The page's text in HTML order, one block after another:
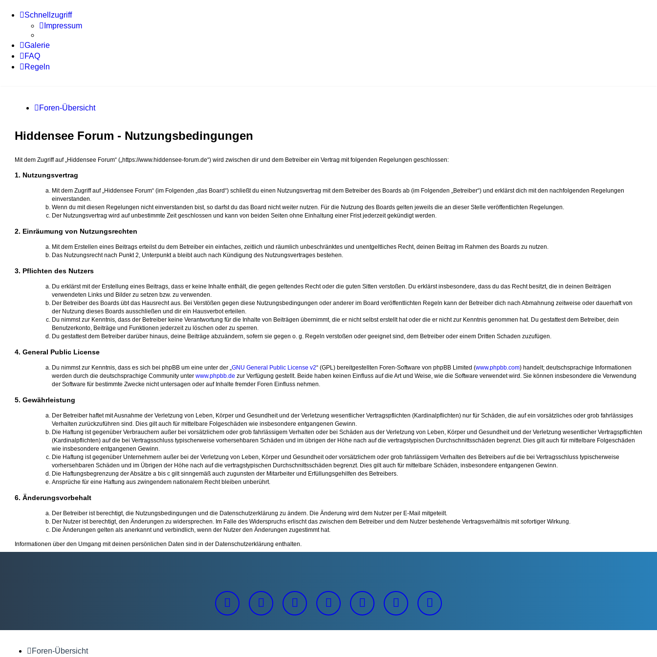
Schnellzugriff
Impressum
Galerie
FAQ
Regeln
Foren-Übersicht
Hiddensee Forum - Nutzungsbedingungen
Mit dem Zugriff auf „Hiddensee Forum“ („https://www.hiddensee-forum.de“) wird zwischen dir und dem Betreiber ein Vertrag mit folgenden Regelungen geschlossen:
1. Nutzungsvertrag
Mit dem Zugriff auf „Hiddensee Forum“ (im Folgenden „das Board“) schließt du einen Nutzungsvertrag mit dem Betreiber des Boards ab (im Folgenden „Betreiber“) und erklärst dich mit den nachfolgenden Regelungen
einverstanden.
Wenn du mit diesen Regelungen nicht einverstanden bist, so darfst du das Board nicht weiter nutzen. Für die Nutzung des Boards gelten jeweils die an dieser Stelle veröffentlichten Regelungen.
Der Nutzungsvertrag wird auf unbestimmte Zeit geschlossen und kann von beiden Seiten ohne Einhaltung einer Frist jederzeit gekündigt werden.
2. Einräumung von Nutzungsrechten
Mit dem Erstellen eines Beitrags erteilst du dem Betreiber ein einfaches, zeitlich und räumlich unbeschränktes und unentgeltliches Recht, deinen Beitrag im Rahmen des Boards zu nutzen.
Das Nutzungsrecht nach Punkt 2, Unterpunkt a bleibt auch nach Kündigung des Nutzungsvertrages bestehen.
3. Pflichten des Nutzers
Du erklärst mit der Erstellung eines Beitrags, dass er keine Inhalte enthält, die gegen geltendes Recht oder die guten Sitten verstoßen. Du erklärst insbesondere, dass du das Recht besitzt, die in deinen Beiträgen
verwendeten Links und Bilder zu setzen bzw. zu verwenden.
Der Betreiber des Boards übt das Hausrecht aus. Bei Verstößen gegen diese Nutzungsbedingungen oder anderer im Board veröffentlichten Regeln kann der Betreiber dich nach Abmahnung zeitweise oder dauerhaft von
der Nutzung dieses Boards ausschließen und dir ein Hausverbot erteilen.
Du nimmst zur Kenntnis, dass der Betreiber keine Verantwortung für die Inhalte von Beiträgen übernimmt, die er nicht selbst erstellt hat oder die er nicht zur Kenntnis genommen hat. Du gestattest dem Betreiber, dein
Benutzerkonto, Beiträge und Funktionen jederzeit zu löschen oder zu sperren.
Du gestattest dem Betreiber darüber hinaus, deine Beiträge abzuändern, sofern sie gegen o. g. Regeln verstoßen oder geeignet sind, dem Betreiber oder einem Dritten Schaden zuzufügen.
4. General Public License
Du nimmst zur Kenntnis, dass es sich bei phpBB um eine unter der „GNU General Public License v2“ (GPL) bereitgestellten Foren-Software von phpBB Limited (www.phpbb.com) handelt; deutschsprachige Informationen
werden durch die deutschsprachige Community unter www.phpbb.de zur Verfügung gestellt. Beide haben keinen Einfluss auf die Art und Weise, wie die Software verwendet wird. Sie können insbesondere die Verwendung
der Software für bestimmte Zwecke nicht untersagen oder auf Inhalte fremder Foren Einfluss nehmen.
5. Gewährleistung
Der Betreiber haftet mit Ausnahme der Verletzung von Leben, Körper und Gesundheit und der Verletzung wesentlicher Vertragspflichten (Kardinalpflichten) nur für Schäden, die auf ein vorsätzliches oder grob fahrlässiges
Verhalten zurückzuführen sind. Dies gilt auch für mittelbare Folgeschäden wie insbesondere entgangenen Gewinn.
Die Haftung ist gegenüber Verbrauchern außer bei vorsätzlichem oder grob fahrlässigem Verhalten oder bei Schäden aus der Verletzung von Leben, Körper und Gesundheit und der Verletzung wesentlicher Vertragspflichten
(Kardinalpflichten) auf die bei Vertragsschluss typischerweise vorhersehbaren Schäden und im übrigen der Höhe nach auf die vertragstypischen Durchschnittsschäden begrenzt. Dies gilt auch für mittelbare Folgeschäden
wie insbesondere entgangenen Gewinn.
Die Haftung ist gegenüber Unternehmern außer bei der Verletzung von Leben, Körper und Gesundheit oder vorsätzlichem oder grob fahrlässigem Verhalten des Betreibers auf die bei Vertragsschluss typischerweise
vorhersehbaren Schäden und im Übrigen der Höhe nach auf die vertragstypischen Durchschnittsschäden begrenzt. Dies gilt auch für mittelbare Schäden, insbesondere entgangenen Gewinn.
Die Haftungsbegrenzung der Absätze a bis c gilt sinngemäß auch zugunsten der Mitarbeiter und Erfüllungsgehilfen des Betreibers.
Ansprüche für eine Haftung aus zwingendem nationalem Recht bleiben unberührt.
6. Änderungsvorbehalt
Der Betreiber ist berechtigt, die Nutzungsbedingungen und die Datenschutzerklärung zu ändern. Die Änderung wird dem Nutzer per E-Mail mitgeteilt.
Der Nutzer ist berechtigt, den Änderungen zu widersprechen. Im Falle des Widerspruchs erlischt das zwischen dem Betreiber und dem Nutzer bestehende Vertragsverhältnis mit sofortiger Wirkung.
Die Änderungen gelten als anerkannt und verbindlich, wenn der Nutzer den Änderungen zugestimmt hat.
Informationen über den Umgang mit deinen persönlichen Daten sind in der Datenschutzerklärung enthalten.
Foren-Übersicht